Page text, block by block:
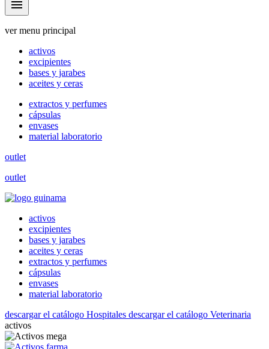
menu
ver menu principal
activos
excipientes
bases y jarabes
aceites y ceras
extractos y perfumes
cápsulas
envases
material laboratorio
outlet
outlet
activos
excipientes
bases y jarabes
aceites y ceras
extractos y perfumes
cápsulas
envases
material laboratorio
descargar el catálogo Hospitales descargar el catálogo Veterinaria
activos